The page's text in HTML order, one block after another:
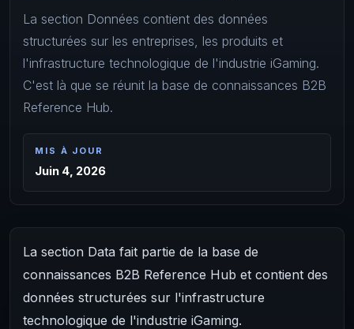
La section Données contient des données
structurées sur les entreprises, les produits et
l'infrastructure technologique de l'industrie iGaming.
C'est là que se réunit la base de connaissances B2B
Reference Hub.
MIS À JOUR
Juin 4, 2026
La section Data fait partie de la base de
connaissances B2B Reference Hub et contient des
données structurées sur l'infrastructure
technologique de l'industrie iGaming.